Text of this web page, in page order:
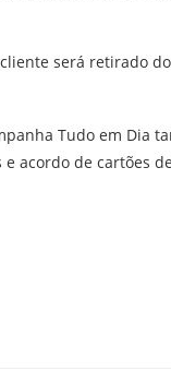
será retirado
Tudo em Dia
acordo de cartões